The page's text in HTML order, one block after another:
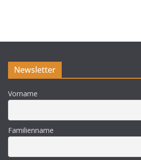
s
Newsletter
Vorname
Familienname